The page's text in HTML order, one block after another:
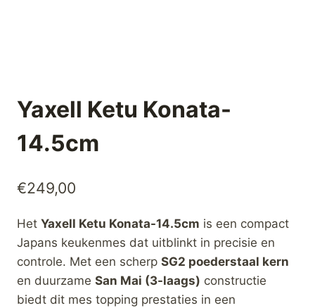
Yaxell Ketu Konata-
14.5cm
€249,00
Het Yaxell Ketu Konata-14.5cm is een compact
Japans keukenmes dat uitblinkt in precisie en
controle. Met een scherp SG2 poederstaal kern
en duurzame San Mai (3-laags) constructie
biedt dit mes topping prestaties in een